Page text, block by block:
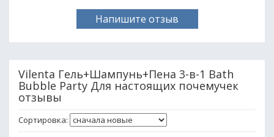
Напишите отзыв
Vilenta Гель+Шампунь+Пена 3-в-1 Bath
Bubble Party Для настоящих почемучек
отзывы
Сортировка: